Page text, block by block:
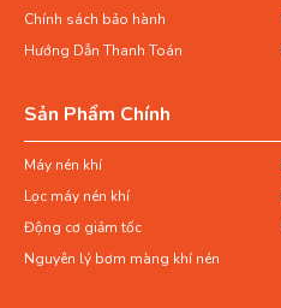
Chính sách bảo hành
Hướng Dẫn Thanh Toán
Sản Phẩm Chính
Máy nén khí
Lọc máy nén khí
Động cơ giảm tốc
Nguyên lý bơm màng khí nén